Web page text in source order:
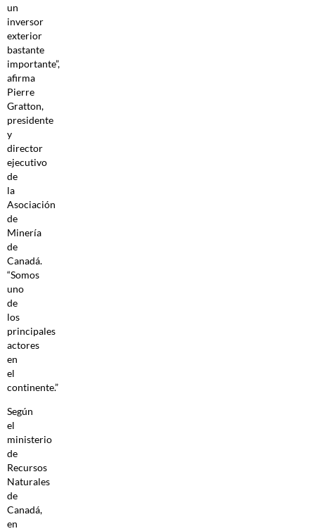
un
inversor
exterior
bastante
importante”,
afirma
Pierre
Gratton,
presidente
y
director
ejecutivo
de
la
Asociación
de
Minería
de
Canadá.
“Somos
uno
de
los
principales
actores
en
el
continente.”
Según
el
ministerio
de
Recursos
Naturales
de
Canadá,
en